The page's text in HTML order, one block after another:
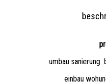
umbau sanierung
einbau